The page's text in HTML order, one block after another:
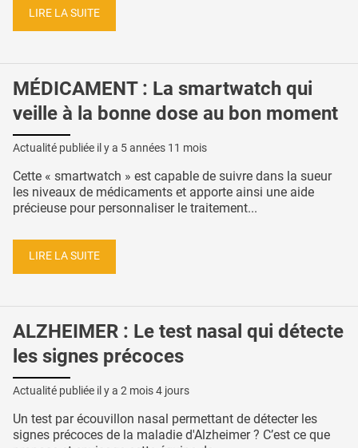
LIRE LA SUITE
MÉDICAMENT : La smartwatch qui
veille à la bonne dose au bon moment
Actualité publiée il y a 5 années 11 mois
Cette « smartwatch » est capable de suivre dans la sueur
les niveaux de médicaments et apporte ainsi une aide
précieuse pour personnaliser le traitement...
LIRE LA SUITE
ALZHEIMER : Le test nasal qui détecte
les signes précoces
Actualité publiée il y a 2 mois 4 jours
Un test par écouvillon nasal permettant de détecter les
signes précoces de la maladie d'Alzheimer ? C’est ce que